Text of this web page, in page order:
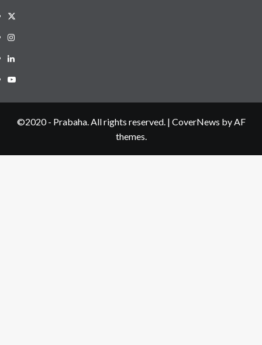
Twitter
Instagram
LinkedIN
Youtube
©2020 - Prabaha. All rights reserved. | CoverNews by AF
themes.